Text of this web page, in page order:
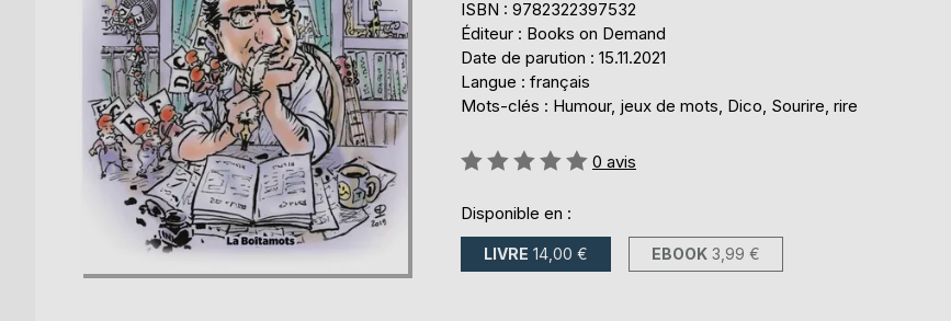
ISBN : 9782322397532
Éditeur : Books on Demand
Date de parution : 15.11.2021
Langue : français
Mots-clés : Humour, jeux de mots, Dico, Sourire, rire
Évaluation:
0 avis
Disponible en :
LIVRE 14,00 € EBOOK 3,99 €